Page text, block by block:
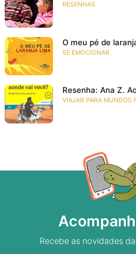
RESENHAS
O meu pé de
SE EMOCIONAR
Resenha: Ana Z.
VIAJAR PARA MUNDOS
Recebe as novidades